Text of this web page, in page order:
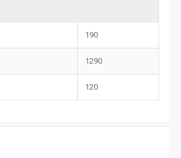
190
1290
120